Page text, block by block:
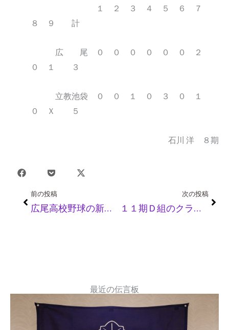
１ ２ ３ ４ ５ ６ ７
８ ９ 計
広 尾 ０ ０ ０ ０ ０ ０ ２
０ １ ３
立教池袋 ０ ０ １ ０ ３ ０ １
０ Ｘ ５
石川 洋 ８期
Prev
前の投稿
広尾高校野球の新しいスケジュール
次の投稿
１１期Ｄ組のクラス会が開催されました
最近の伝言板